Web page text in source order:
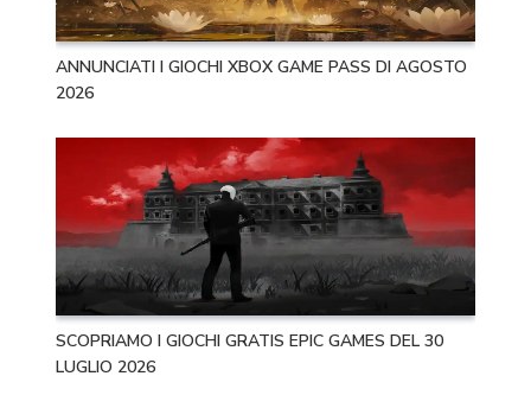
ANNUNCIATI I GIOCHI XBOX GAME PASS DI AGOSTO
2026
SCOPRIAMO I GIOCHI GRATIS EPIC GAMES DEL 30
LUGLIO 2026